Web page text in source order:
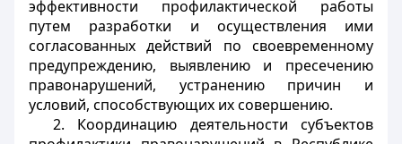
эффективности профилактической работы
путем разработки и осуществления ими
согласованных действий по своевременному
предупреждению, выявлению и пресечению
правонарушений, устранению причин и
условий, способствующих их совершению.
2. Координацию деятельности субъектов